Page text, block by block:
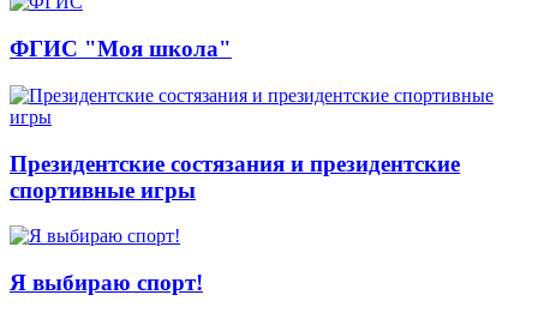
ФГИС "Моя школа"
Президентские состязания и президентские
спортивные игры
Я выбираю спорт!